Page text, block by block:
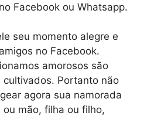
Facebook ou Whatsapp.
seu momento alegre e
no Facebook.
amorosos são
Portanto não
agora sua namorada
mão, filha ou filho,